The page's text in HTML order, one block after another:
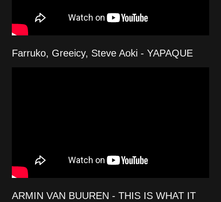
Farruko, Greeicy, Steve Aoki - YAPAQUE
ARMIN VAN BUUREN - THIS IS WHAT IT